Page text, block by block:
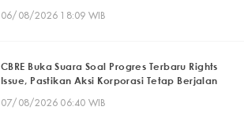
06/08/2026 18:09 WIB
CBRE Buka Suara Soal Progres Terbaru Rights
Issue, Pastikan Aksi Korporasi Tetap Berjalan
07/08/2026 06:40 WIB